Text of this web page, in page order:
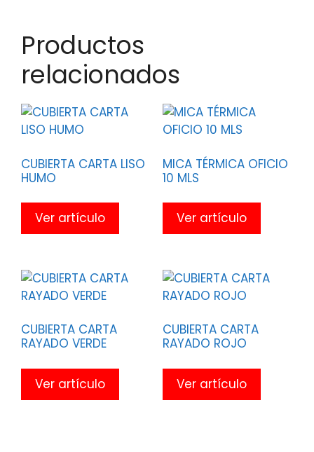
Productos
relacionados
CUBIERTA CARTA LISO
HUMO
Ver artículo
MICA TÉRMICA OFICIO
10 MLS
Ver artículo
CUBIERTA CARTA
RAYADO VERDE
Ver artículo
CUBIERTA CARTA
RAYADO ROJO
Ver artículo